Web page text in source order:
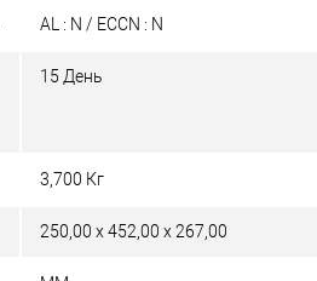
AL : N / ECCN : N
15 День
3,700 Кг
250,00 x 452,00 x 267,00